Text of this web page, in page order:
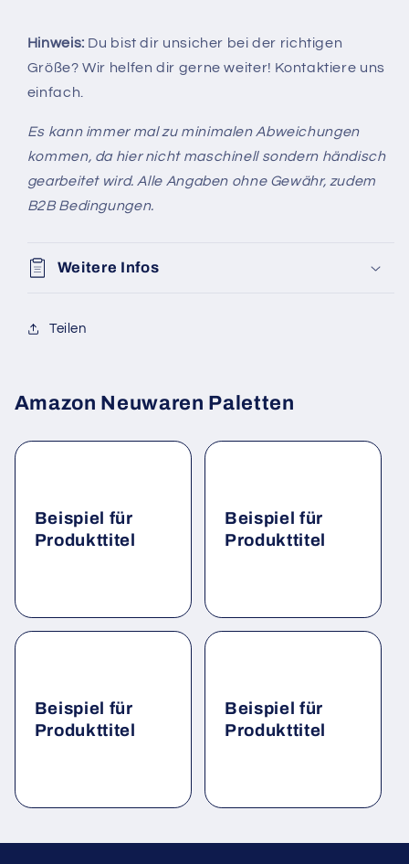
Hinweis: Du bist dir unsicher bei der richtigen
Größe? Wir helfen dir gerne weiter! Kontaktiere uns
einfach.
Es kann immer mal zu minimalen Abweichungen
kommen, da hier nicht maschinell sondern händisch
gearbeitet wird. Alle Angaben ohne Gewähr, zudem
B2B Bedingungen.
Weitere Infos
Teilen
Amazon Neuwaren Paletten
Beispiel für
Produkttitel
Beispiel für
Produkttitel
Beispiel für
Produkttitel
Beispiel für
Produkttitel